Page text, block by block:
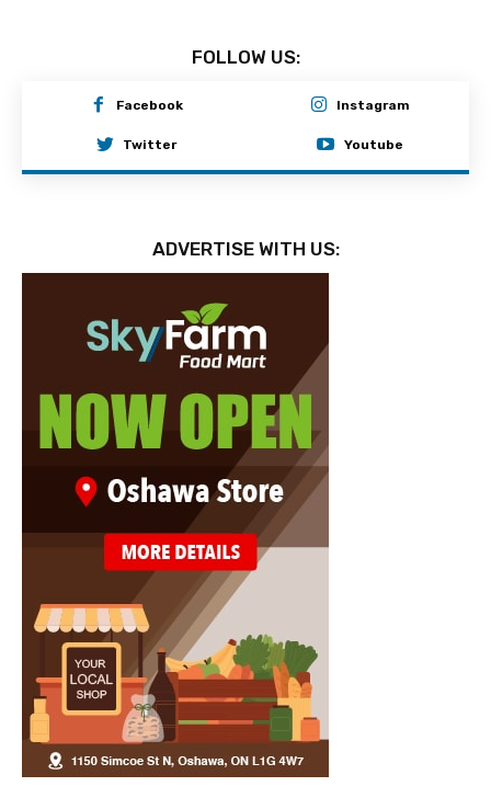
FOLLOW US:
Facebook Instagram
Twitter Youtube
ADVERTISE WITH US: